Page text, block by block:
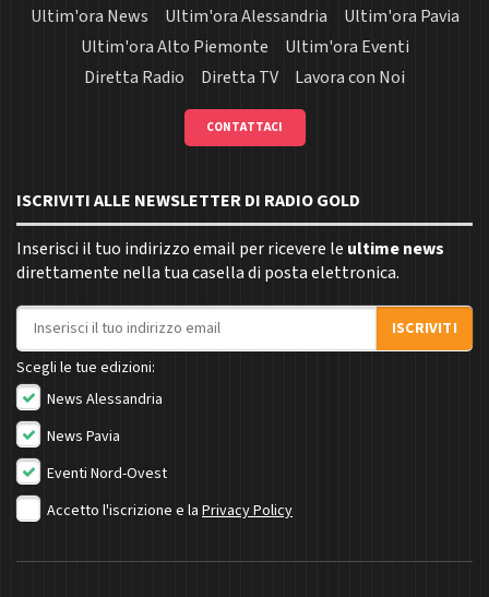
Ultim'ora News
Ultim'ora Alessandria
Ultim'ora Pavia
Ultim'ora Alto Piemonte
Ultim'ora Eventi
Diretta Radio
Diretta TV Lavora con Noi
CONTATTACI
ISCRIVITI ALLE NEWSLETTER DI RADIO GOLD
Inserisci il tuo indirizzo email per ricevere le ultime news
direttamente nella tua casella di posta elettronica.
Indirizzo email
ISCRIVITI
Scegli le tue edizioni:
News Alessandria
News Pavia
Eventi Nord-Ovest
Accetto l'iscrizione e la Privacy Policy